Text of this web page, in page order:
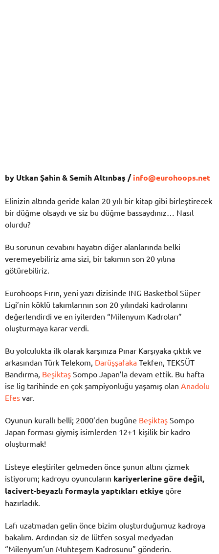
by Utkan Şahin & Semih Altınbaş /info@eurohoops.net
Elinizin altında geride kalan 20 yılı bir kitap gibi birleştirecek
bir düğme olsaydı ve siz bu düğme bassaydınız… Nasıl
olurdu?
Bu sorunun cevabını hayatın diğer alanlarında belki
veremeyebiliriz ama sizi, bir takımın son 20 yılına
götürebiliriz.
Eurohoops Fırın, yeni yazı dizisinde ING Basketbol Süper
Ligi’nin köklü takımlarının son 20 yılındaki kadrolarını
değerlendirdi ve en iyilerden “Milenyum Kadroları”
oluşturmaya karar verdi.
Bu yolculukta ilk olarak karşınıza Pınar Karşıyaka çıktık ve
arkasından Türk Telekom, Darüşşafaka Tekfen, TEKSÜT
Bandırma, Beşiktaş Sompo Japan’la devam ettik. Bu hafta
ise lig tarihinde en çok şampiyonluğu yaşamış olan Anadolu
Efes var.
Oyunun kurallı belli; 2000’den bugüne Beşiktaş Sompo
Japan forması giymiş isimlerden 12+1 kişilik bir kadro
oluşturmak!
Listeye eleştiriler gelmeden önce şunun altını çizmek
istiyorum; kadroyu oyuncuların kariyerlerine göre değil,
lacivert-beyazlı formayla yaptıkları etkiye göre
hazırladık.
Lafı uzatmadan gelin önce bizim oluşturduğumuz kadroya
bakalım. Ardından siz de lütfen sosyal medyadan
“Milenyum’un Muhteşem Kadrosunu” gönderin.